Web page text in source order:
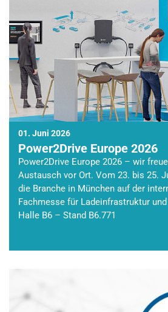
01. Juni 2026
Power2Drive Europe 2026
Power2Drive Europe 2026 – wir
Austausch vor Ort. Vom 23. bis 25.
die Branche in München auf der
Fachmesse für Ladeinfrastruktur
Halle B6 – Stand B6.771